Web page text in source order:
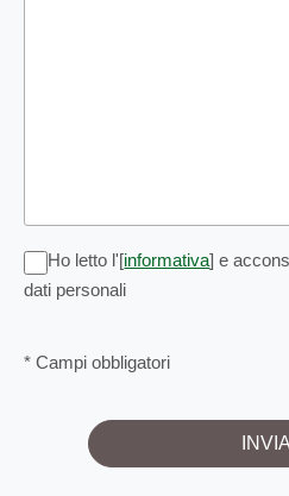
Ho letto l'[informativa] e
dati personali
* Campi obbligatori